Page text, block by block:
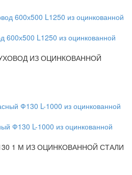
600х500 L1250 из оцинкованной
ИЗ ОЦИНКОВАННОЙ
Ф130 L-1000 из оцинкованной
1 М ИЗ ОЦИНКОВАННОЙ СТАЛИ